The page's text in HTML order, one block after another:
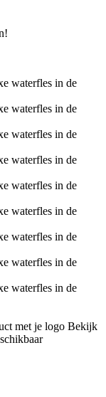
met je logo Bekijk